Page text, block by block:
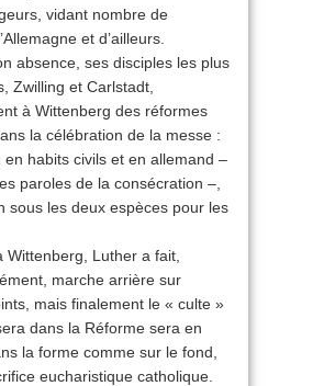
vidant nombre de
et d’ailleurs.
absence, ses disciples les plus
Zwilling et Carlstadt,
à Wittenberg des réformes
la célébration de la messe :
en habits civils et en allemand –
paroles de la consécration –,
sous les deux espèces pour les
Wittenberg, Luther a fait,
marche arrière sur
mais finalement le « culte »
dans la Réforme sera en
la forme comme sur le fond,
eucharistique catholique.